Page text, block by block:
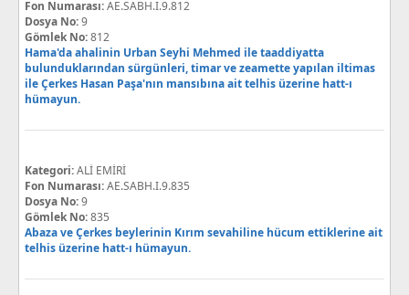
Fon Numarası:AE.SABH.I.9.812
Dosya No:9
Gömlek No:812
Hama'da ahalinin Urban Seyhi Mehmed ile taaddiyatta
bulunduklarından sürgünleri, timar ve zeamette yapılan iltimas
ile Çerkes Hasan Paşa'nın mansıbına ait telhis üzerine hatt-ı
hümayun.
Kategori:ALİ EMİRİ
Fon Numarası:AE.SABH.I.9.835
Dosya No:9
Gömlek No:835
Abaza ve Çerkes beylerinin Kırım sevahiline hücum ettiklerine ait
telhis üzerine hatt-ı hümayun.